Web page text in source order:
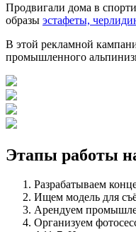
Продвигали дома в
образы эстафеты,
В этой рекламной
промышленного
Этапы работы
Разрабатываем
Ищем модель для
Арендуем
Организуем